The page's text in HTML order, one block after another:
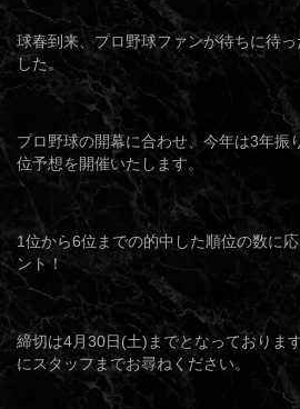
球春到来、プロ野球ファンが待ちに待
した。
プロ野球の開幕に合わせ、今年は3年振
位予想を開催いたします。
1位から6位までの的中した順位の数に
ント！
締切は4月30日(土)までとなっておりま
にスタッフまでお尋ねください。